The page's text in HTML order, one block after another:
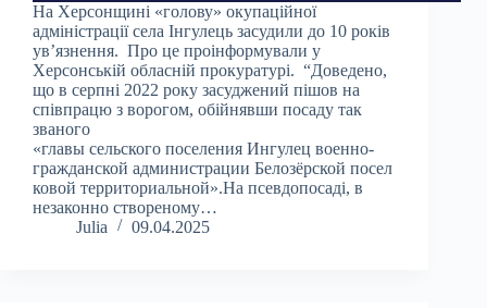
На Херсонщині «голову» окупаційної
адміністрації села Інгулець засудили до 10 років
ув’язнення. Про це проінформували у
Херсонській обласній прокуратурі. “Доведено,
що в серпні 2022 року засуджений пішов на
співпрацю з ворогом, обійнявши посаду так
званого
«главы сельского поселения Ингулец военно-
гражданской администрации Белозёрской посел
ковой территориальной».На псевдопосаді, в
незаконно створеному…
Julia
09.04.2025